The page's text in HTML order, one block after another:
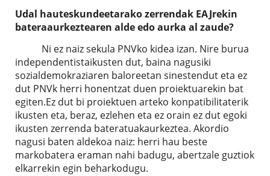
Udal hauteskundeetarako zerrendak EAJrekin
bateraaurkeztearen alde edo aurka al zaude?
Ni ez naiz sekula PNVko kidea izan. Nire burua
independentistaikusten dut, baina nagusiki
sozialdemokraziaren baloreetan sinestendut eta ez
dut PNVk herri honentzat duen proiektuarekin bat
egiten.Ez dut bi proiektuen arteko konpatibilitaterik
ikusten eta, beraz, ezlehen eta ez orain ez dut egoki
ikusten zerrenda bateratuakaurkeztea. Akordio
nagusi baten aldekoa naiz: herri hau beste
markobatera eraman nahi badugu, abertzale guztiok
elkarrekin egin beharkodugu.